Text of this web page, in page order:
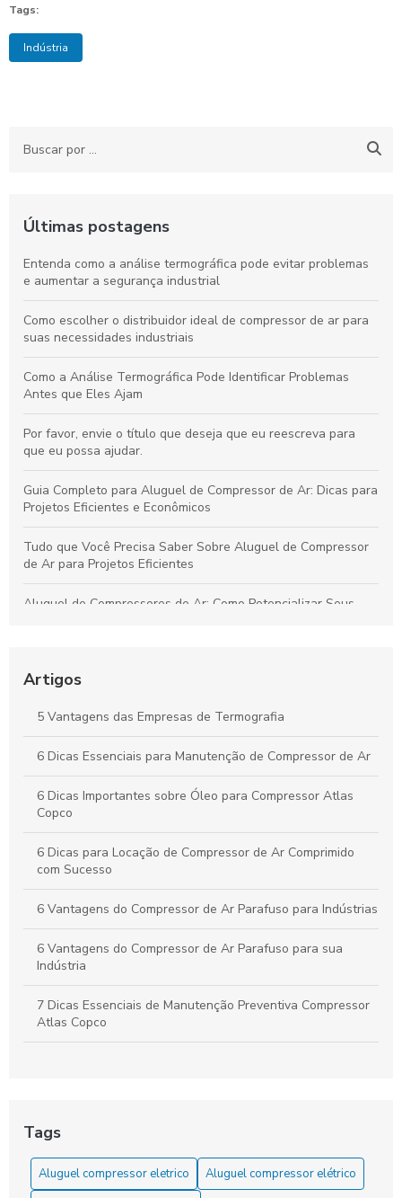
Tags:
Indústria
Últimas postagens
Entenda como a análise termográfica pode evitar problemas
e aumentar a segurança industrial
Como escolher o distribuidor ideal de compressor de ar para
suas necessidades industriais
Como a Análise Termográfica Pode Identificar Problemas
Antes que Eles Ajam
Por favor, envie o título que deseja que eu reescreva para
que eu possa ajudar.
Guia Completo para Aluguel de Compressor de Ar: Dicas para
Projetos Eficientes e Econômicos
Tudo que Você Precisa Saber Sobre Aluguel de Compressor
de Ar para Projetos Eficientes
Aluguel de Compressores de Ar: Como Potencializar Seus
Eficiência e Resultados Comprovados
Aprenda Técnicas Comprovadas para Aumentar Sua
Produtividade de Forma Prática e Duradoura
Como o Aluguel de Compressores de Ar Impulsiona a
Eficiência e Reduz Custos no Seu Negócio
Artigos
5 Vantagens das Empresas de Termografia
6 Dicas Essenciais para Manutenção de Compressor de Ar
6 Dicas Importantes sobre Óleo para Compressor Atlas
Copco
6 Dicas para Locação de Compressor de Ar Comprimido
com Sucesso
6 Vantagens do Compressor de Ar Parafuso para Indústrias
6 Vantagens do Compressor de Ar Parafuso para sua
Indústria
7 Dicas Essenciais de Manutenção Preventiva Compressor
Atlas Copco
A locação de compressor de ar comprimido: a solução
econômica para suas necessidades!
Tags
Aluguel compressor eletrico
Aluguel compressor elétrico